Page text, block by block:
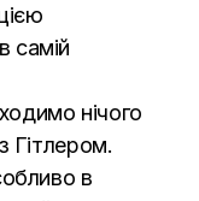
самій
нічого
Гітлером.
в